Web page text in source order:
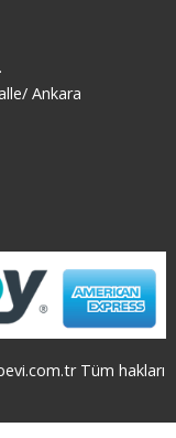
Ankara
Tüm hakları